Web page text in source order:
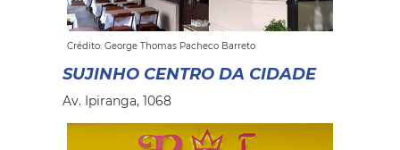
Crédito: George Thomas Pacheco Barreto
SUJINHO CENTRO DA CIDADE
Av. Ipiranga, 1068